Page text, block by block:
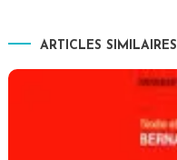
ARTICLES SIMILAIRES